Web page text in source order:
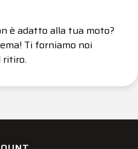
è adatto alla tua moto?
Ti forniamo noi
ritiro.